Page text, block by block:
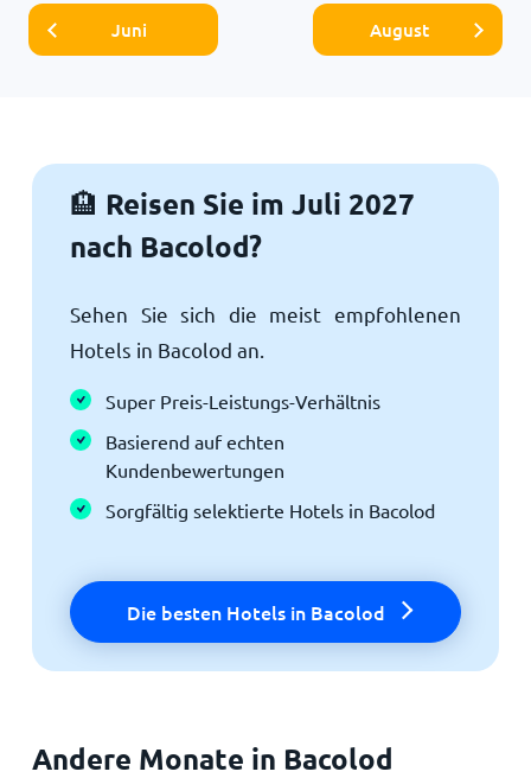
Juni August
🏨 Reisen Sie im Juli 2027
nach Bacolod?
Sehen Sie sich die meist empfohlenen
Hotels in Bacolod an.
Super Preis-Leistungs-Verhältnis
Basierend auf echten
Kundenbewertungen
Sorgfältig selektierte Hotels in Bacolod
Die besten Hotels in Bacolod
Andere Monate in Bacolod